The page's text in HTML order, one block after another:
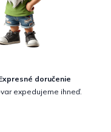
doručenie
expedujeme ihneď.